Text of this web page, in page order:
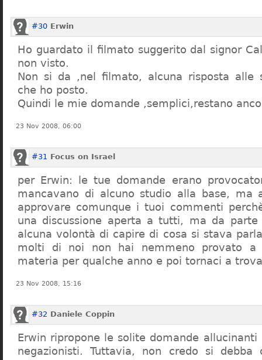
#30 Erwin
Ho guardato il filmato suggerito dal signor
non visto.
Non si da ,nel filmato, alcuna risposta alle
che ho posto.
Quindi le mie domande ,semplici,restano
23 Nov 2008, 06:00
#31 Focus on Israel
per Erwin: le tue domande erano
mancavano di alcuno studio alla base, ma
approvare comunque i tuoi commenti
una discussione aperta a tutti, ma da parte
alcuna volontà di capire di cosa si stava
molti di noi non hai nemmeno provato a
materia per qualche anno e poi tornaci a
23 Nov 2008, 15:16
#32 Daniele Coppin
Erwin ripropone le solite domande
negazionisti. Tuttavia, non credo si debba